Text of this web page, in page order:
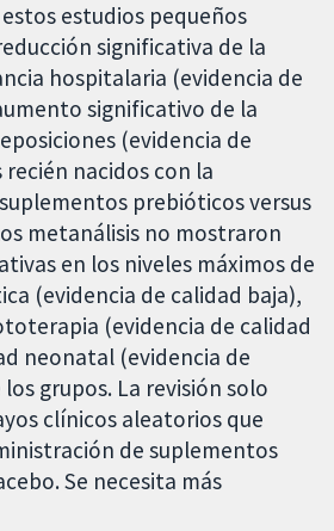
estudios pequeños
significativa de la
hospitalaria (evidencia de
significativo de la
(evidencia de
nacidos con la
prebióticos versus
metanálisis no mostraron
en los niveles máximos de
(evidencia de calidad baja),
(evidencia de calidad
neonatal (evidencia de
grupos. La revisión solo
clínicos aleatorios que
de suplementos
Se necesita más